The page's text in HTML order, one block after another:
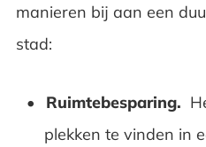
manieren bij aan een
stad:
Ruimtebesparing.
plekken te vinden in